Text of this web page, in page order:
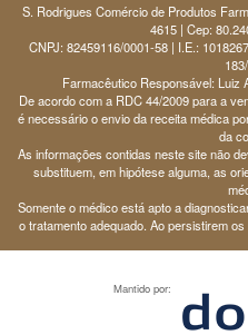
S. Rodrigues Comércio de Produtos
4615 | Cep:
CNPJ: 82459116/0001-58 | I.E.:
Farmacêutico Responsável: Luiz
De acordo com a RDC 44/2009 para a
é necessário o envio da receita médica
da
As informações contidas neste site não
substituem, em hipótese alguma, as
Somente o médico está apto a
o tratamento adequado. Ao persistirem
Mantido por: